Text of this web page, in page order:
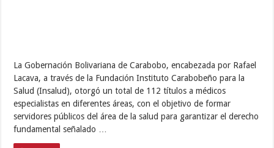
La Gobernación Bolivariana de Carabobo, encabezada por Rafael
Lacava, a través de la Fundación Instituto Carabobeño para la
Salud (Insalud), otorgó un total de 112 títulos a médicos
especialistas en diferentes áreas, con el objetivo de formar
servidores públicos del área de la salud para garantizar el derecho
fundamental señalado …